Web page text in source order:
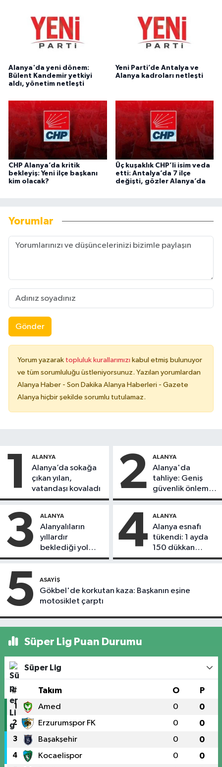
Alanya'da yeni dönem:
Bülent Kandemir yetkiyi
aldı, yönetim netleşti
Yeni Parti’de Antalya ve
Alanya kadroları netleşti
CHP Alanya’da kritik
bekleyiş: Yeni ilçe başkanı
kim olacak?
Üç kuşaklık CHP’li isim veda
etti: Antalya’da 7 ilçe
değişti, gözler Alanya’da
Yorumlar
Gönder
Yorum yazarak topluluk kurallarımızı kabul etmiş bulunuyor
ve tüm sorumluluğu üstleniyorsunuz. Yazılan yorumlardan
Alanya Haber - Son Dakika Alanya Haberleri - Gazete
Alanya hiçbir şekilde sorumlu tutulamaz.
1 ALANYA
Alanya’da sokağa
çıkan yılan,
vatandaşı kovaladı
2 ALANYA
Alanya'da
tahliye: Geniş
güvenlik önlemi
alındı
3 ALANYA
Alanyalıların
yıllardır
beklediği yol
askıdan döndü
4 ALANYA
Alanya esnafı
tükendi: 1 ayda
150 dükkan
kapandı
5 ASAYIŞ
Gökbel'de korkutan kaza: Başkanın eşine
motosiklet çarptı
Süper Lig Puan Durumu
Süper Lig
# Takım O P
1 Amed 0 0
2 Erzurumspor FK 0 0
3 Başakşehir 0 0
4 Kocaelispor 0 0